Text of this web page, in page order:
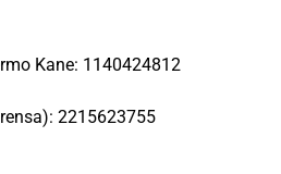
Kane: 1140424812
2215623755